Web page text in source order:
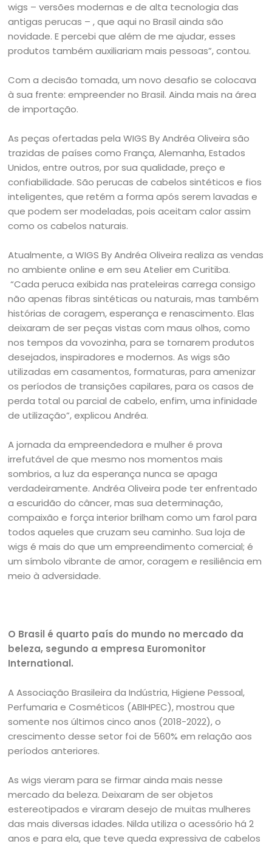
wigs – versões modernas e de alta tecnologia das
antigas perucas – , que aqui no Brasil ainda são
novidade. E percebi que além de me ajudar, esses
produtos também auxiliariam mais pessoas”, contou.
Com a decisão tomada, um novo desafio se colocava
à sua frente: empreender no Brasil. Ainda mais na área
de importação.
As peças ofertadas pela WIGS By Andréa Oliveira são
trazidas de países como França, Alemanha, Estados
Unidos, entre outros, por sua qualidade, preço e
confiabilidade. São perucas de cabelos sintéticos e fios
inteligentes, que retém a forma após serem lavadas e
que podem ser modeladas, pois aceitam calor assim
como os cabelos naturais.
Atualmente, a WIGS By Andréa Oliveira realiza as vendas
no ambiente online e em seu Atelier em Curitiba.
“Cada peruca exibida nas prateleiras carrega consigo
não apenas fibras sintéticas ou naturais, mas também
histórias de coragem, esperança e renascimento. Elas
deixaram de ser peças vistas com maus olhos, como
nos tempos da vovozinha, para se tornarem produtos
desejados, inspiradores e modernos. As wigs são
utilizadas em casamentos, formaturas, para amenizar
os períodos de transições capilares, para os casos de
perda total ou parcial de cabelo, enfim, uma infinidade
de utilização”, explicou Andréa.
A jornada da empreendedora e mulher é prova
irrefutável de que mesmo nos momentos mais
sombrios, a luz da esperança nunca se apaga
verdadeiramente. Andréa Oliveira pode ter enfrentado
a escuridão do câncer, mas sua determinação,
compaixão e força interior brilham como um farol para
todos aqueles que cruzam seu caminho. Sua loja de
wigs é mais do que um empreendimento comercial; é
um símbolo vibrante de amor, coragem e resiliência em
meio à adversidade.
O Brasil é quarto país do mundo no mercado da
beleza, segundo a empresa Euromonitor
International.
A Associação Brasileira da Indústria, Higiene Pessoal,
Perfumaria e Cosméticos (ABIHPEC), mostrou que
somente nos últimos cinco anos (2018-2022), o
crescimento desse setor foi de 560% em relação aos
períodos anteriores.
As wigs vieram para se firmar ainda mais nesse
mercado da beleza. Deixaram de ser objetos
estereotipados e viraram desejo de muitas mulheres
das mais diversas idades. Nilda utiliza o acessório há 2
anos e para ela, que teve queda expressiva de cabelos